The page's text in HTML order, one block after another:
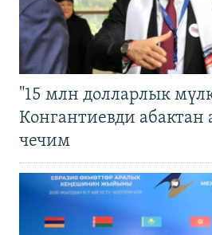
"15 млн долларлык
Конгантиевди абактан
чечим